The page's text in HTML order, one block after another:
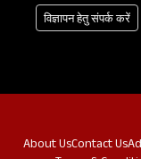
विज्ञापन हेतु संपर्क करें
About UsContact Us